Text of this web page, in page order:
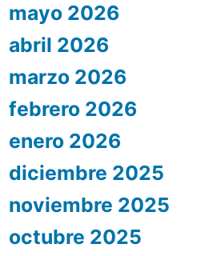
mayo 2026
abril 2026
marzo 2026
febrero 2026
enero 2026
diciembre 2025
noviembre 2025
octubre 2025